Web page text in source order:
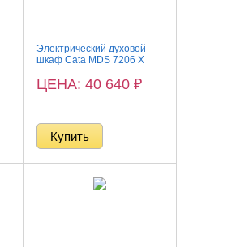
Электрический духовой
шкаф Cata MDS 7206 X
ЦЕНА: 40 640 ₽